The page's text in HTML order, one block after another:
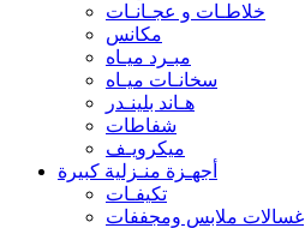
خلاطـات و عجـانـات
مكانس
مبـرد ميـاه
سخانـات ميـاه
هـاند بلينـدر
شفاطات
ميكرويـف
أجهـزة منـزلية كبيرة
تكيفـات
غسالات ملابس ومجففات